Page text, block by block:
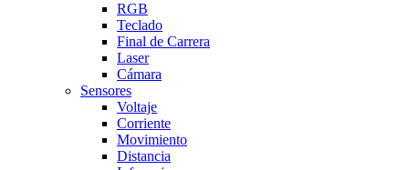
RGB
Teclado
Final de Carrera
Laser
Cámara
Sensores
Voltaje
Corriente
Movimiento
Distancia